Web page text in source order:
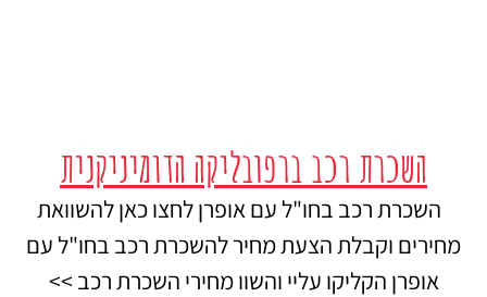
השכרת רכב ברפובליקה הדומיניקנית
השכרת רכב בחו"ל עם אופרן לחצו כאן להשוואת
מחירים וקבלת הצעת מחיר להשכרת רכב בחו"ל עם
אופרן הקליקו עליי והשוו מחירי השכרת רכב >>